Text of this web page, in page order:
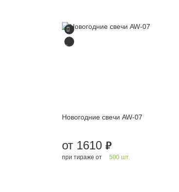
Новогодние свечи AW-07
от 1610 руб.
при тираже от 500 шт.